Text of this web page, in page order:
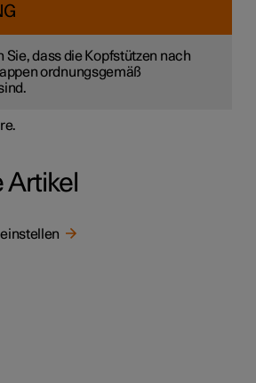
Sie, dass die Kopfstützen nach
ordnungsgemäß